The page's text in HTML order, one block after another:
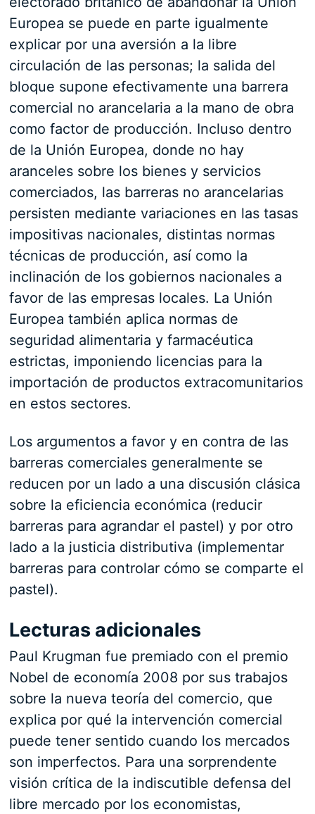
Europea se puede en parte igualmente
explicar por una aversión a la libre
circulación de las personas; la salida del
bloque supone efectivamente una barrera
comercial no arancelaria a la mano de obra
como factor de producción. Incluso dentro
de la Unión Europea, donde no hay
aranceles sobre los bienes y servicios
comerciados, las barreras no arancelarias
persisten mediante variaciones en las tasas
impositivas nacionales, distintas normas
técnicas de producción, así como la
inclinación de los gobiernos nacionales a
favor de las empresas locales. La Unión
Europea también aplica normas de
seguridad alimentaria y farmacéutica
estrictas, imponiendo licencias para la
importación de productos extracomunitarios
en estos sectores.
Los argumentos a favor y en contra de las
barreras comerciales generalmente se
reducen por un lado a una discusión clásica
sobre la eficiencia económica (reducir
barreras para agrandar el pastel) y por otro
lado a la justicia distributiva (implementar
barreras para controlar cómo se comparte el
pastel).
Lecturas adicionales
Paul Krugman fue premiado con el premio
Nobel de economía 2008 por sus trabajos
sobre la nueva teoría del comercio, que
explica por qué la intervención comercial
puede tener sentido cuando los mercados
son imperfectos. Para una sorprendente
visión crítica de la indiscutible defensa del
libre mercado por los economistas,